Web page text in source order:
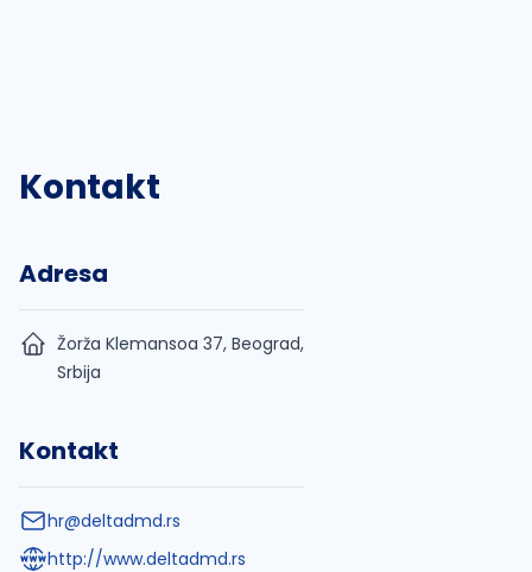
Kontakt
Adresa
Žorža Klemansoa 37, Beograd,
Srbija
Kontakt
hr@deltadmd.rs
http://www.deltadmd.rs